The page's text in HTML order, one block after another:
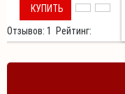
КУПИТЬ
Отзывов: 1
Рейтинг: